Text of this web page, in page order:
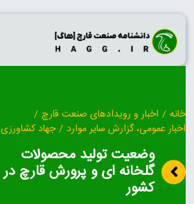
Skip
content
خانه / اخبار و رویدادهای صنعت قارچ /
اخبار عمومی، گزارش سایر موارد / جهاد کشاورزی
وضعیت تولید محصولات
گلخانه‌ ای و پرورش قارچ در
کشور